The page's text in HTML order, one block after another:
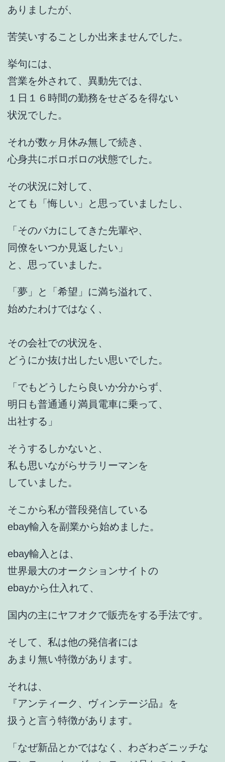
ありましたが、
苦笑いすることしか出来ませんでした。
挙句には、
営業を外されて、異動先では、
１日１６時間の勤務をせざるを得ない
状況でした。
それが数ヶ月休み無しで続き、
心身共にボロボロの状態でした。
その状況に対して、
とても「悔しい」と思っていましたし、
「そのバカにしてきた先輩や、
同僚をいつか見返したい」
と、思っていました。
「夢」と「希望」に満ち溢れて、
始めたわけではなく、
その会社での状況を、
どうにか抜け出したい思いでした。
「でもどうしたら良いか分からず、
明日も普通通り満員電車に乗って、
出社する」
そうするしかないと、
私も思いながらサラリーマンを
していました。
そこから私が普段発信している
ebay輸入を副業から始めました。
ebay輸入とは、
世界最大のオークションサイトの
ebayから仕入れて、
国内の主にヤフオクで販売をする手法です。
そして、私は他の発信者には
あまり無い特徴があります。
それは、
『アンティーク、ヴィンテージ品』を
扱うと言う特徴があります。
「なぜ新品とかではなく、わざわざニッチな